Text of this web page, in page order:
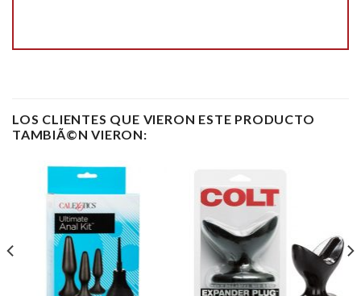
LOS CLIENTES QUE VIERON ESTE PRODUCTO
TAMBIÃ©N VIERON: